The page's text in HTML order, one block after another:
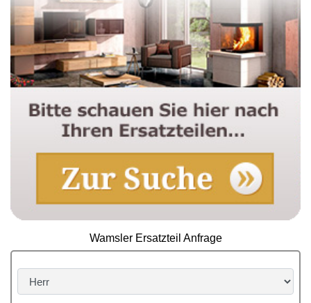
Wamsler Ersatzteil Anfrage